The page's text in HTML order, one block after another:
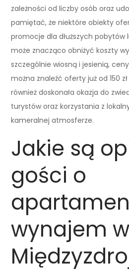
zależności od liczby osób oraz
pamiętać, że niektóre obiekty
promocje dla dłuższych
może znacząco obniżyć koszty
szczególnie wiosną i jesienią,
można znaleźć oferty już od 150
również doskonała okazja do
turystów oraz korzystania z
kameralnej atmosferze.
Jakie są
gości o
wynajem w